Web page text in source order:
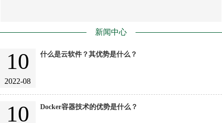
新闻中心
10
2022-08
什么是云软件？其优势是什么？
10 Docker容器技术的优势是什么？